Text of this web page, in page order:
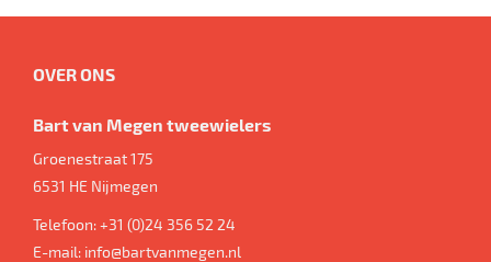
OVER ONS
Bart van Megen tweewielers
Groenestraat 175
6531 HE Nijmegen
Telefoon:+31 (0)24 356 52 24
E-mail: info@bartvanmegen.nl